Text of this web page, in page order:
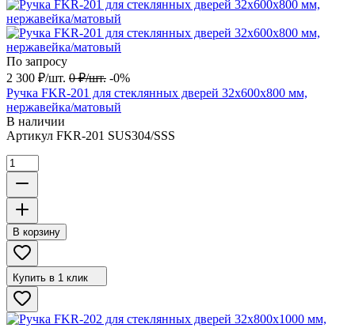
По запросу
2 300 ₽/шт. 0 ₽/шт. -0%
Ручка FKR-201 для стеклянных дверей 32x600х800 мм,
нержавейка/матовый
В наличии
Артикул FKR-201 SUS304/SSS
В корзину
Купить в 1 клик